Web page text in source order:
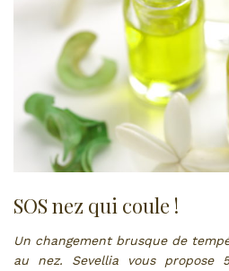
SOS nez qui coule !
Un changement brusque de
au nez. Sevellia vous propose